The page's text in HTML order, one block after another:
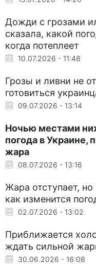
Дожди с грозами
сказала, какой
когда потеплеет
10.07.2026 - 11:48
Грозы и ливни не
готовиться
09.07.2026 - 13:14
Ночью местами
погода в Украине,
жара
08.07.2026 - 13:16
Жара отступает,
как изменится
02.07.2026 - 13:02
Приближается
ждать сильной
30.06.2026 - 16:08